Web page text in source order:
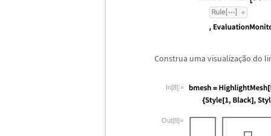
Construa uma visualização do
In[8]:=
Out[8]=